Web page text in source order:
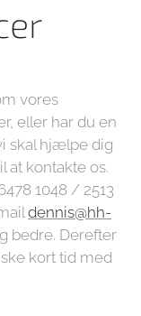
vores
eller har du en
skal hjælpe dig
at kontakte os.
1048 / 2513
dennis@hh-
bedre. Derefter
kort tid med